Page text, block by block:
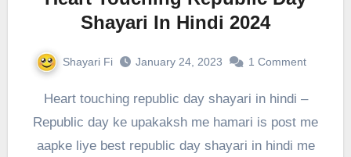
Shayari In Hindi 2024
Shayari Fi January 24, 2023 1 Comment
Heart touching republic day shayari in hindi –
Republic day ke upakaksh me hamari is post me
aapke liye best republic day shayari in hindi me